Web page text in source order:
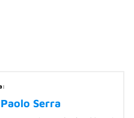
Serra